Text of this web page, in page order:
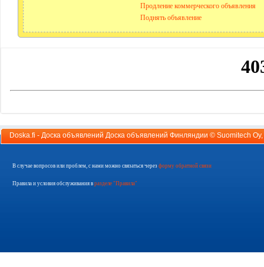
Продление коммерческого объявления
Поднять объявление
Doska.fi - Доска объявлений Доска объявлений Финляндии © Suomitech Oy
В случае вопросов или проблем, с нами можно связаться через форму обратной связи
Правила и условия обслуживания в разделе "Правила"